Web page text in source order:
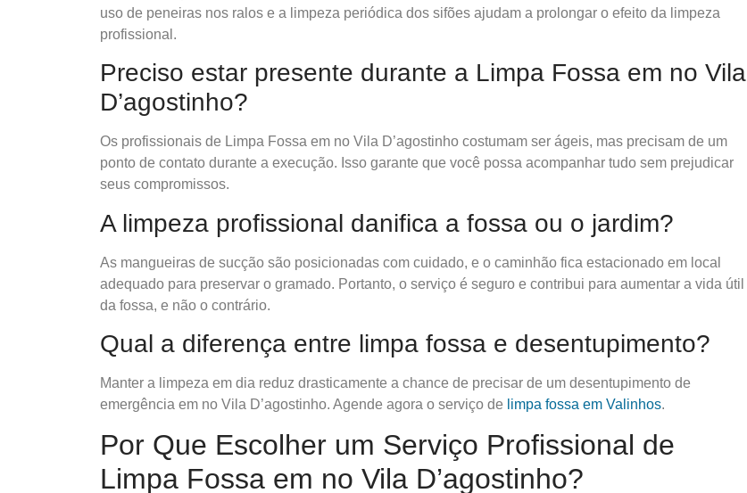
uso de peneiras nos ralos e a limpeza periódica dos sifões ajudam a prolongar o efeito da limpeza
profissional.
Preciso estar presente durante a Limpa Fossa em no Vila
D’agostinho?
Os profissionais de Limpa Fossa em no Vila D’agostinho costumam ser ágeis, mas precisam de um
ponto de contato durante a execução. Isso garante que você possa acompanhar tudo sem prejudicar
seus compromissos.
A limpeza profissional danifica a fossa ou o jardim?
As mangueiras de sucção são posicionadas com cuidado, e o caminhão fica estacionado em local
adequado para preservar o gramado. Portanto, o serviço é seguro e contribui para aumentar a vida útil
da fossa, e não o contrário.
Qual a diferença entre limpa fossa e desentupimento?
Manter a limpeza em dia reduz drasticamente a chance de precisar de um desentupimento de
emergência em no Vila D’agostinho. Agende agora o serviço de limpa fossa em Valinhos.
Por Que Escolher um Serviço Profissional de
Limpa Fossa em no Vila D’agostinho?